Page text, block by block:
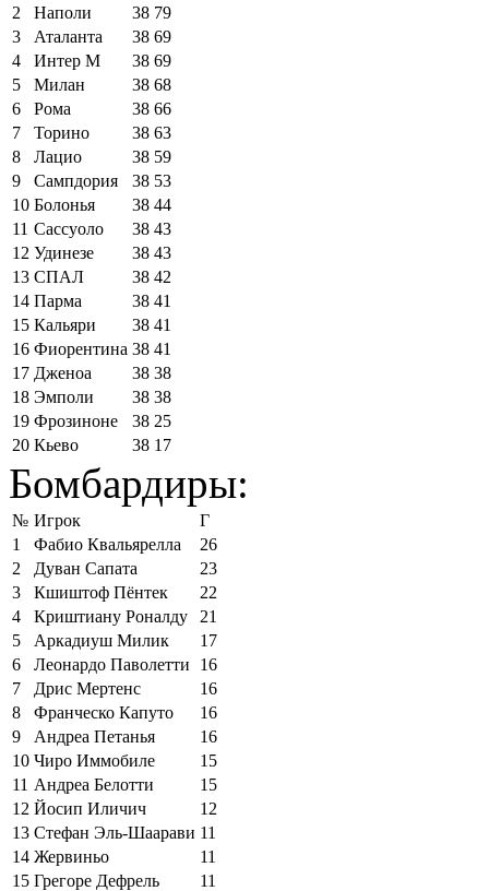
2
Наполи 38 79
3
Аталанта 38 69
4
Интер М 38 69
5
Милан 38 68
6
Рома 38 66
7
Торино 38 63
8
Лацио 38 59
9
Сампдория 38 53
10 Болонья 38 44
11 Сассуоло 38 43
12 Удинезе 38 43
13 СПАЛ 38 42
14 Парма 38 41
15 Кальяри 38 41
16 Фиорентина 38 41
17 Дженоа 38 38
18 Эмполи 38 38
19 Фрозиноне 38 25
20 Кьево 38 17
Бомбардиры:
№ Игрок
Г
1
Фабио Квальярелла
26
2
Дуван Сапата
23
3
Кшиштоф Пёнтек
22
4
Криштиану Роналду
21
5
Аркадиуш Милик
17
6
Леонардо Паволетти
16
7
Дрис Мертенс
16
8
Франческо Капуто
16
9
Андреа Петанья
16
10 Чиро Иммобиле
15
11 Андреа Белотти
15
12 Йосип Иличич
12
13 Стефан Эль-Шаарави 11
14 Жервиньо
11
15 Грегоре Дефрель 11